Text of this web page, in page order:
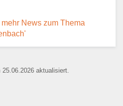
mehr News zum Thema
aktualisiert.